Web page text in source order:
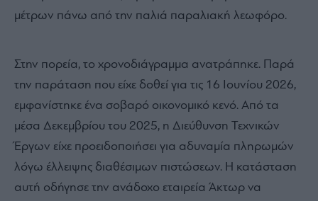
μέτρων πάνω από την παλιά παραλιακή λεωφόρο.
Στην πορεία, το χρονοδιάγραμμα ανατράπηκε. Παρά
την παράταση που είχε δοθεί για τις 16 Ιουνίου 2026,
εμφανίστηκε ένα σοβαρό οικονομικό κενό. Από τα
μέσα Δεκεμβρίου του 2025, η Διεύθυνση Τεχνικών
Έργων είχε προειδοποιήσει για αδυναμία πληρωμών
λόγω έλλειψης διαθέσιμων πιστώσεων. Η κατάσταση
αυτή οδήγησε την ανάδοχο εταιρεία Άκτωρ να